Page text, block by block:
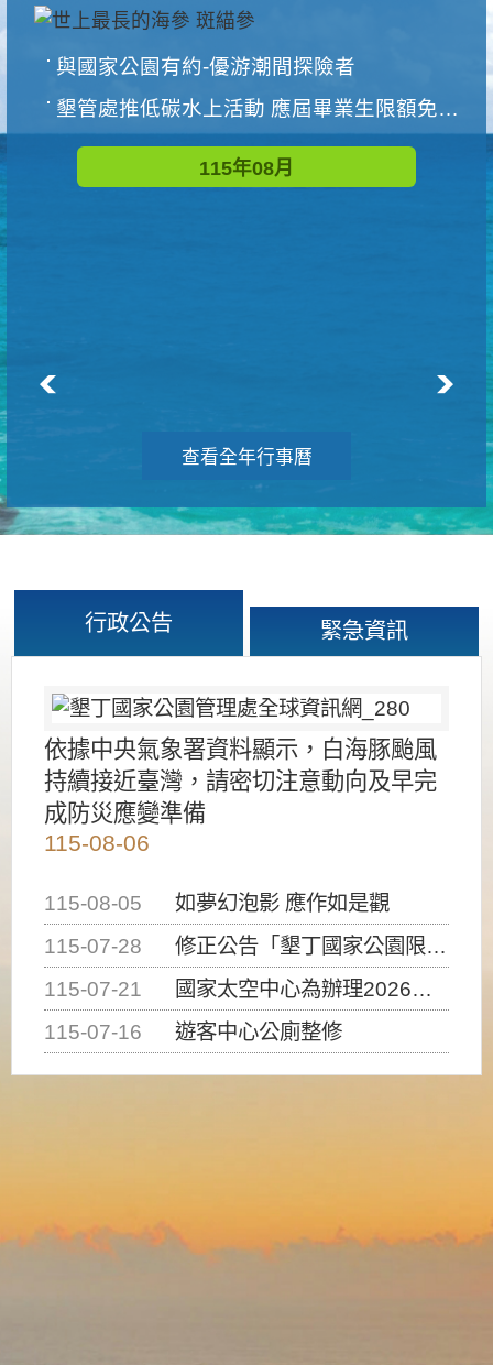
與國家公園有約-優游潮間探險者
墾管處推低碳水上活動 應屆畢業生限額免費參加
115年08月
查看全年行事曆
行政公告 緊急資訊
依據中央氣象署資料顯示，白海豚颱風
持續接近臺灣，請密切注意動向及早完
成防災應變準備
115-08-06
115-08-05
如夢幻泡影 應作如是觀
115-07-28
修正公告「墾丁國家公園限制水域遊憩活動之種類、範圍、時間及行為」，自即日生效。
115-07-21
國家太空中心為辦理2026台灣盃火箭競賽，陸、海、空域警戒及協調相關事宜，因颱風備案事宜
115-07-16
遊客中心公廁整修